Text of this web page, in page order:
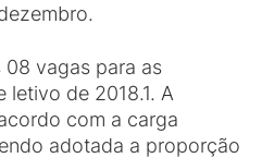
vagas para as
letivo de 2018.1. A
com a carga
adotada a proporção